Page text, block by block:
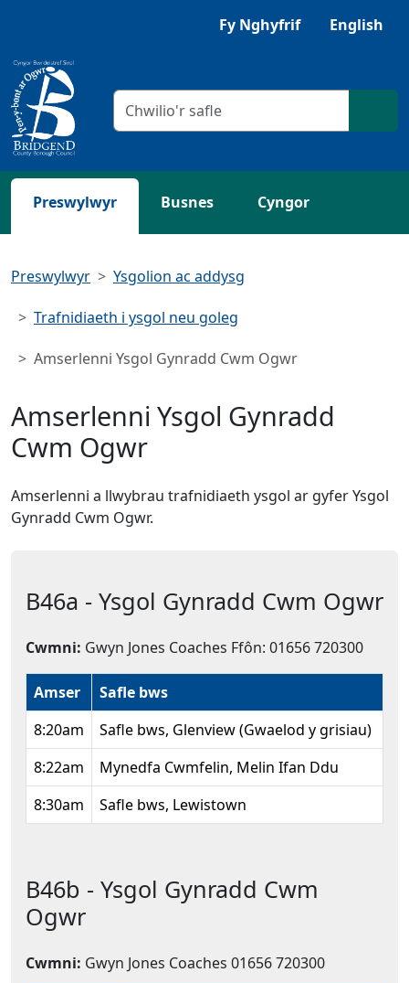
Fy Nghyfrif English
Meini prawf chwilio
Preswylwyr Busnes Cyngor
Preswylwyr Ysgolion ac addysg
Trafnidiaeth i ysgol neu goleg
Amserlenni Ysgol Gynradd Cwm Ogwr
Amserlenni Ysgol Gynradd
Cwm Ogwr
Amserlenni a llwybrau trafnidiaeth ysgol ar gyfer Ysgol
Gynradd Cwm Ogwr.
B46a - Ysgol Gynradd Cwm Ogwr
Cwmni: Gwyn Jones Coaches Ffôn: 01656 720300
Amser
Safle bws
8:20am
Safle bws, Glenview (Gwaelod y grisiau)
8:22am
Mynedfa Cwmfelin, Melin Ifan Ddu
8:30am
Safle bws, Lewistown
B46b - Ysgol Gynradd Cwm
Ogwr
Cwmni: Gwyn Jones Coaches 01656 720300